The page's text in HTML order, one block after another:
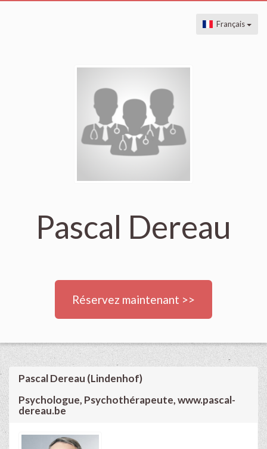
Français
Pascal Dereau
Réservez maintenant >>
Pascal Dereau (Lindenhof)
Psychologue, Psychothérapeute, www.pascal-
dereau.be